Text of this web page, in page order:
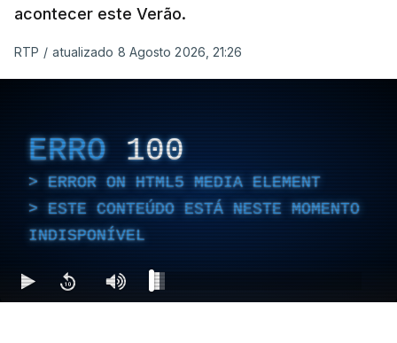
acontecer este Verão.
RTP / atualizado 8 Agosto 2026, 21:26
ERRO 100
ERROR ON HTML5 MEDIA ELEMENT
ESTE CONTEÚDO ESTÁ NESTE MOMENTO
INDISPONÍVEL